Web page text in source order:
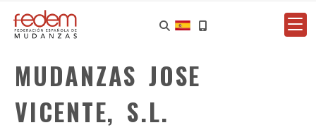
MUDANZAS JOSE
VICENTE, S.L.